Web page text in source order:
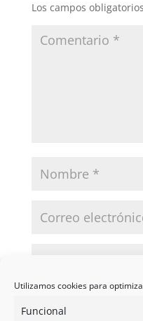
Utilizamos cookies para
Funcional
Los campos